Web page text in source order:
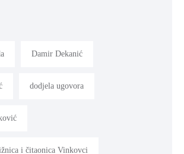
Damir Dekanić
dodjela ugovora
i čitaonica Vinkovci